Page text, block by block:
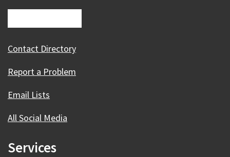
Contact Directory
Report a Problem
Email Lists
All Social Media
Services